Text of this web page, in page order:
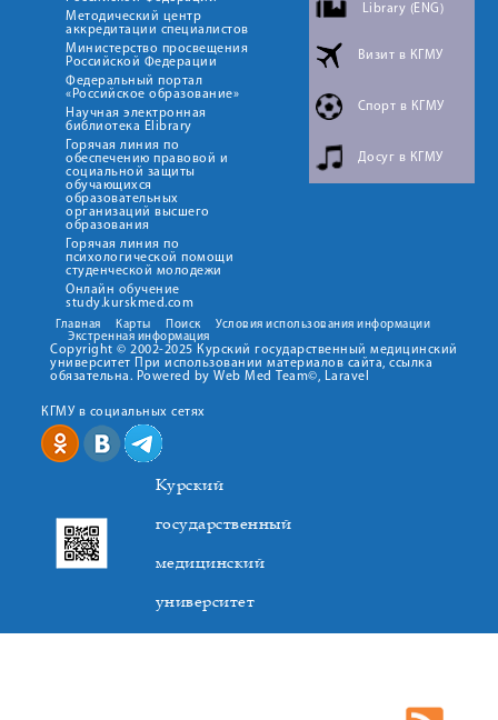
Методический центр
аккредитации специалистов
Министерство просвещения
Российской Федерации
Федеральный портал
«Российское образование»
Научная электронная
библиотека Elibrary
Горячая линия по
обеспечению правовой и
социальной защиты
обучающихся
образовательных
организаций высшего
образования
Горячая линия по
психологической помощи
студенческой молодежи
Онлайн обучение
study.kurskmed.com
Library (ENG)
Визит в КГМУ
Спорт в КГМУ
Досуг в КГМУ
Главная Карты Поиск
Условия использования информации
Экстренная информация
Copyright © 2002-2025 Курский государственный медицинский
университет При использовании материалов сайта, ссылка
обязательна. Powered by Web Med Team©, Laravel
КГМУ в социальных сетях
Курский
государственный
медицинский
университет